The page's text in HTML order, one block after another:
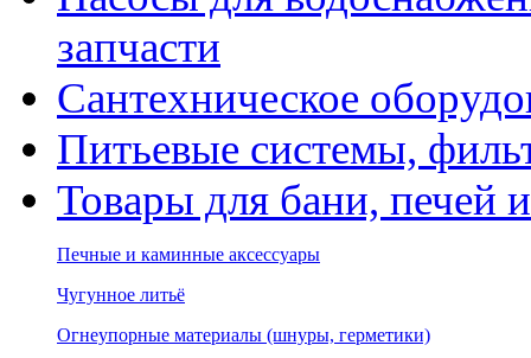
запчасти
Сантехническое
Питьевые системы,
Товары для бани, печей
Печные и каминные аксессуары
Чугунное литьё
Огнеупорные материалы (шнуры, герметики)